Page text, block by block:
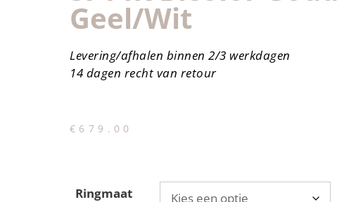
Geel/wit
Levering/afhalen binnen 2/3 werkdagen
14 dagen recht van retour
€ 679.00
Ringmaat